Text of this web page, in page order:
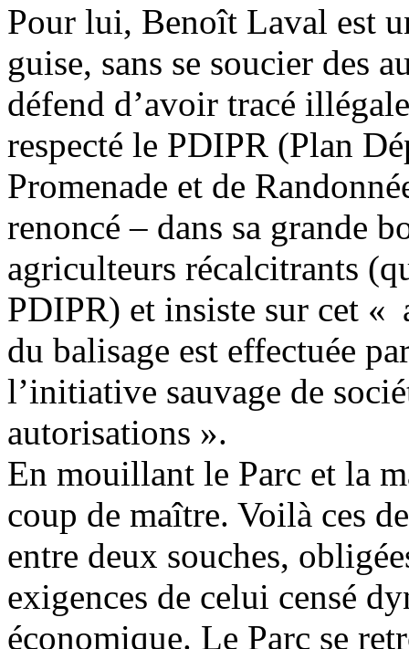
Pour lui, Benoît Laval est
guise, sans se soucier des
défend d’avoir tracé
respecté le PDIPR (Plan
Promenade et de
renoncé – dans sa grande
agriculteurs récalcitrants
PDIPR) et insiste sur cet «
du balisage est effectuée
l’initiative sauvage de
autorisations ».
En mouillant le Parc et la
coup de maître. Voilà ces
entre deux souches,
exigences de celui censé
économique. Le Parc se